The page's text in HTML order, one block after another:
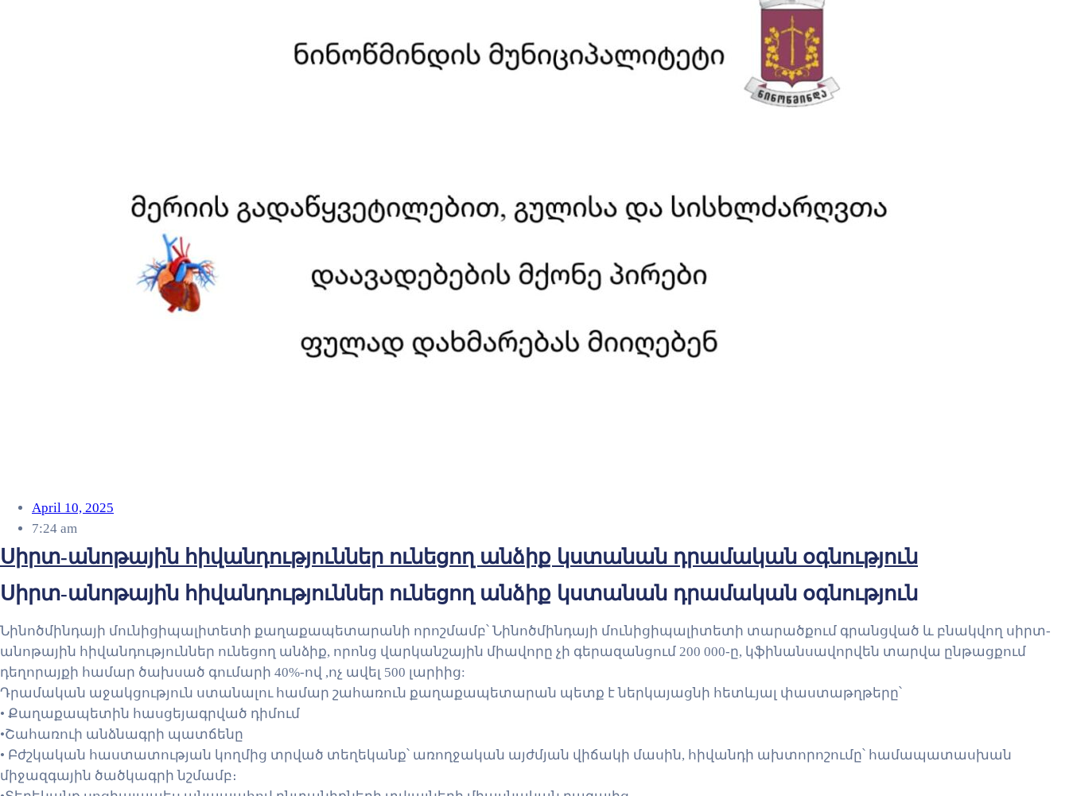
April 10, 2025
7:24 am
Սիրտ-անոթային հիվանդություններ ունեցող անձիք կստանան դրամական օգնություն
Սիրտ-անոթային հիվանդություններ ունեցող անձիք կստանան դրամական օգնություն
Նինոծմինդայի մունիցիպալիտետի քաղաքապետարանի որոշմամբ՝ Նինոծմինդայի մունիցիպալիտետի տարածքում գրանցված և բնակվող սիրտ-
անոթային հիվանդություններ ունեցող անձիք, որոնց վարկանշային միավորը չի գերազանցում 200 000-ը, կֆինանսավորվեն տարվա ընթացքում
դեղորայքի համար ծախսած գումարի 40%-ով ,ոչ ավել 500 լարիից:
Դրամական աջակցություն ստանալու համար շահառուն քաղաքապետարան պետք է ներկայացնի հետևյալ փաստաթղթերը՝
• Քաղաքապետին հասցեյագրված դիմում
•Շահառուի անձնագրի պատճենը
• Բժշկական հաստատության կողմից տրված տեղեկանք՝ առողջական այժմյան վիճակի մասին, հիվանդի ախտորոշումը՝ համապատասխան
միջազգային ծածկագրի նշմամբ։